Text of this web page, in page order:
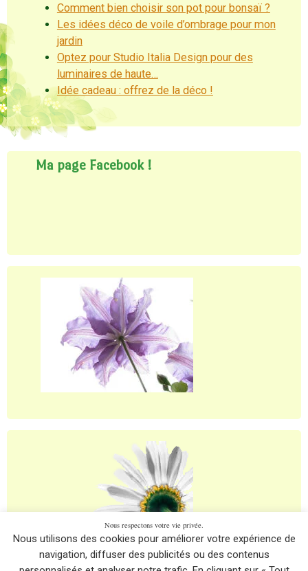
Comment bien choisir son pot pour bonsaï ?
Les idées déco de voile d’ombrage pour mon
jardin
Optez pour Studio Italia Design pour des
luminaires de haute…
Idée cadeau : offrez de la déco !
Ma page Facebook !
Nous respectons votre vie privée.
Nous utilisons des cookies pour améliorer votre expérience de
navigation, diffuser des publicités ou des contenus